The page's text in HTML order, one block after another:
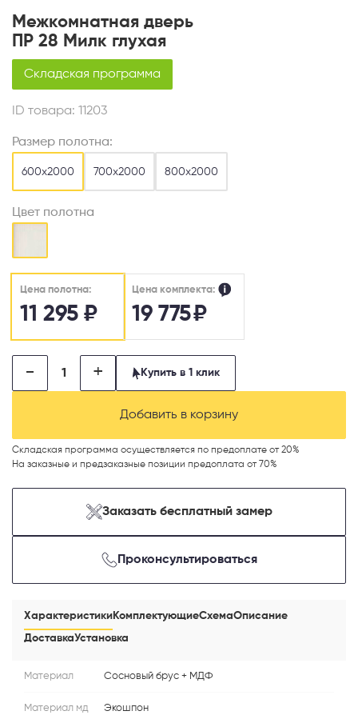
Межкомнатная дверь
ПР 28 Милк глухая
Складская программа
ID товара: 11203
Размер полотна:
600х2000 700х2000 800х2000
Цвет полотна
Цена полотна:
11 295 ₽
Цена комплекта:
19 775₽
- + Купить в 1 клик
Добавить в корзину
Складская программа осуществляется по предоплате от 20%
На заказные и предзаказные позиции предоплата от 70%
Заказать бесплатный замер
Проконсультироваться
ХарактеристикиКомплектующиеСхемаОписание
ДоставкаУстановка
Материал Сосновый брус + МДФ
Материал мд Экошпон